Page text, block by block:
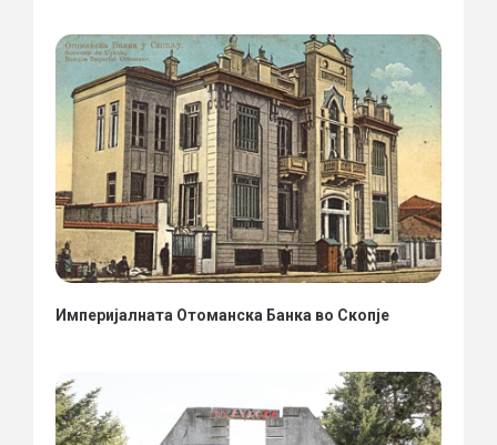
Империјалната Отоманска Банка во Скопје